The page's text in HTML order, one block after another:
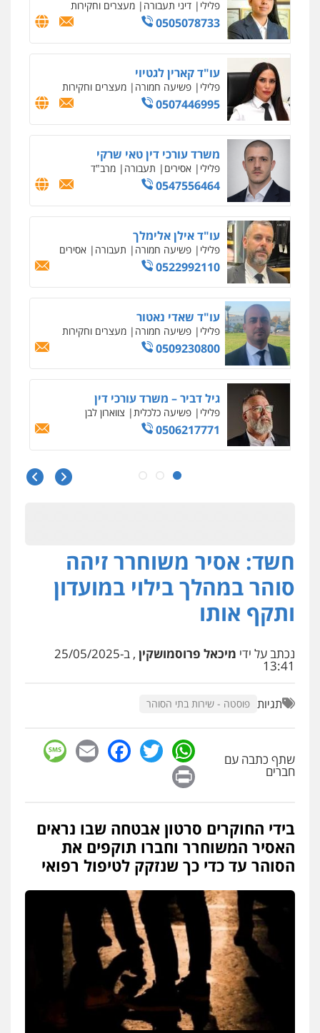
וחקירות
0542255161
גל דהן – משרד עורך דין פלילי
פלילי פשיעה חמורה סמים מעצרים
וחקירות
0544723840
עו"ד ראוף נג'אר
פלילי עורכי דין לענייני אסירים מעצרים
סמים רכוש
0548009246
דוד אפרים משרד עורכי דין
פלילי צווארון לבן מס הכנסה מע"מ
0506209859
עדי כרמלי – חברת עו"ד
פלילי כלכלי עורכי דין לענייני אסירים
0525060666
גיא זהבי משרד עורכי דין
פלילי משפחה
503456449
עו"ד איהאב ג'לג'ולי
עורכי דין לענייני
אייל בן שושן, עורך דין פלילי
פלילי מעצרים וחקירות פשיעה חמורה
נוער רישום פלילי
0522763105
פלילי צבאי מעצרים וחקירות
כלכלי אלימות סמים מעצרים
0525544654
0507206063
עו"ד זוהר ארבל
פלילי פשיעה חמורה
קטינים
0538788878
עו"ד אסף דוק
פלילי עבירות מין סמים והימורים פשיעה
חמורה חקירות ומעצרים צווארון לבן והונאה
0526885006
חשד: אסיר משוחרר זיהה
סוהר במהלך בילוי במועדון
ותקף אותו
נכתב על ידי מיכאל פרוסמושקין , ב-25/05/2025
13:41
תגיות פוסטה - שירות בתי הסוהר
שתף כתבה עם
חברים
WhatsApp
Twitter
Facebook
Email
בידי החוקרים סרטון אבטחה שבו נראים
האסיר המשוחרר וחברו תוקפים את
הסוהר עד כדי כך שנזקק לטיפול רפואי